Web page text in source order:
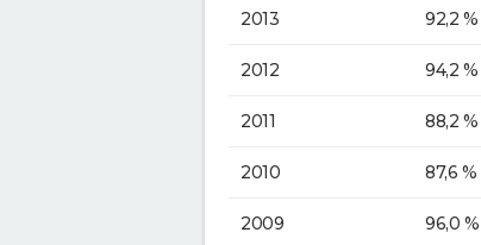
2013 92,2 %
2012 94,2 %
2011 88,2 %
2010 87,6 %
2009 96,0 %